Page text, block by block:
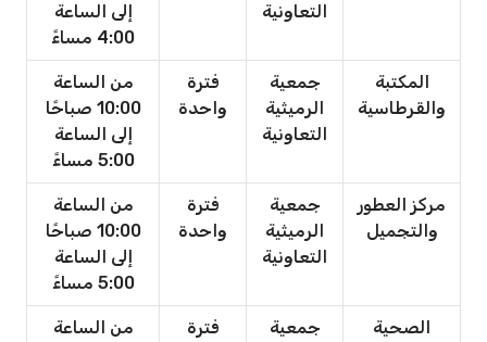
التعاونية
إلى الساعة
4:00 مساءً
المكتبة
والقرطاسية
جمعية
الرميثية
التعاونية
فترة
واحدة
من الساعة
10:00 صباحًا
إلى الساعة
5:00 مساءً
مركز العطور
والتجميل
جمعية
الرميثية
التعاونية
فترة
واحدة
من الساعة
10:00 صباحًا
إلى الساعة
5:00 مساءً
الصحية
جمعية
فترة
من الساعة